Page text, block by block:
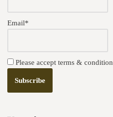
Email*
Please accept terms & condition